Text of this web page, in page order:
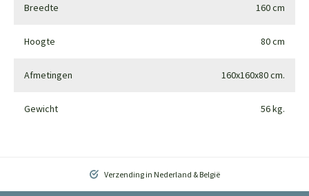
Breedte 160 cm
Hoogte 80 cm
Afmetingen 160x160x80 cm.
Gewicht 56 kg.
Verzending in Nederland & België